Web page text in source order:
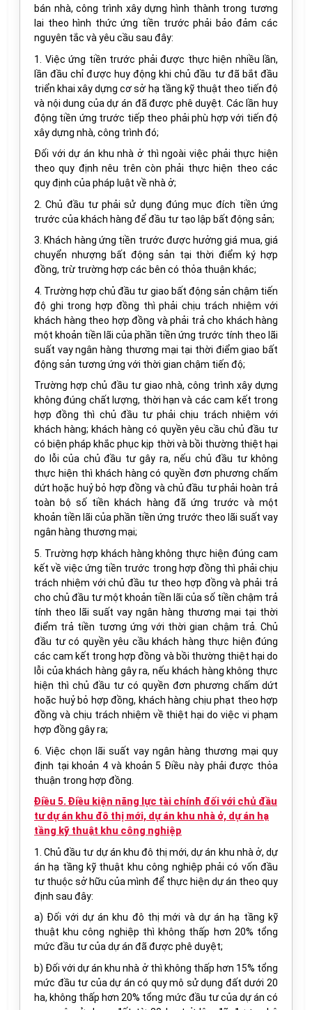
bán nhà, công trình xây dựng hình thành trong tương
lai theo hình thức ứng tiền trước phải bảo đảm các
nguyên tắc và yêu cầu sau đây:
1. Việc ứng tiền trước phải được thực hiện nhiều lần,
lần đầu chỉ được huy động khi chủ đầu tư đã bắt đầu
triển khai xây dựng cơ sở hạ tầng kỹ thuật theo tiến độ
và nội dung của dự án đã được phê duyệt. Các lần huy
động tiền ứng trước tiếp theo phải phù hợp với tiến độ
xây dựng nhà, công trình đó;
Đối với dự án khu nhà ở thì ngoài việc phải thực hiện
theo quy định nêu trên còn phải thực hiện theo các
quy định của pháp luật về nhà ở;
2. Chủ đầu tư phải sử dụng đúng mục đích tiền ứng
trước của khách hàng để đầu tư tạo lập bất động sản;
3. Khách hàng ứng tiền trước được hưởng giá mua, giá
chuyển nhượng bất động sản tại thời điểm ký hợp
đồng, trừ trường hợp các bên có thỏa thuận khác;
4. Trường hợp chủ đầu tư giao bất động sản chậm tiến
độ ghi trong hợp đồng thì phải chịu trách nhiệm với
khách hàng theo hợp đồng và phải trả cho khách hàng
một khoản tiền lãi của phần tiền ứng trước tính theo lãi
suất vay ngân hàng thương mại tại thời điểm giao bất
động sản tương ứng với thời gian chậm tiến độ;
Trường hợp chủ đầu tư giao nhà, công trình xây dựng
không đúng chất lượng, thời hạn và các cam kết trong
hợp đồng thì chủ đầu tư phải chịu trách nhiệm với
khách hàng; khách hàng có quyền yêu cầu chủ đầu tư
có biện pháp khắc phục kịp thời và bồi thường thiệt hại
do lỗi của chủ đầu tư gây ra, nếu chủ đầu tư không
thực hiện thì khách hàng có quyền đơn phương chấm
dứt hoặc huỷ bỏ hợp đồng và chủ đầu tư phải hoàn trả
toàn bộ số tiền khách hàng đã ứng trước và một
khoản tiền lãi của phần tiền ứng trước theo lãi suất vay
ngân hàng thương mại;
5. Trường hợp khách hàng không thực hiện đúng cam
kết về việc ứng tiền trước trong hợp đồng thì phải chịu
trách nhiệm với chủ đầu tư theo hợp đồng và phải trả
cho chủ đầu tư một khoản tiền lãi của số tiền chậm trả
tính theo lãi suất vay ngân hàng thương mại tại thời
điểm trả tiền tương ứng với thời gian chậm trả. Chủ
đầu tư có quyền yêu cầu khách hàng thực hiện đúng
các cam kết trong hợp đồng và bồi thường thiệt hại do
lỗi của khách hàng gây ra, nếu khách hàng không thực
hiện thì chủ đầu tư có quyền đơn phương chấm dứt
hoặc huỷ bỏ hợp đồng, khách hàng chịu phạt theo hợp
đồng và chịu trách nhiệm về thiệt hại do việc vi phạm
hợp đồng gây ra;
6. Việc chọn lãi suất vay ngân hàng thương mại quy
định tại khoản 4 và khoản 5 Điều này phải được thỏa
thuận trong hợp đồng.
Điều 5. Điều kiện năng lực tài chính đối với chủ đầu
tư dự án khu đô thị mới, dự án khu nhà ở, dự án hạ
tầng kỹ thuật khu công nghiệp
1. Chủ đầu tư dự án khu đô thị mới, dự án khu nhà ở, dự
án hạ tầng kỹ thuật khu công nghiệp phải có vốn đầu
tư thuộc sở hữu của mình để thực hiện dự án theo quy
định sau đây:
a) Đối với dự án khu đô thị mới và dự án hạ tầng kỹ
thuật khu công nghiệp thì không thấp hơn 20% tổng
mức đầu tư của dự án đã được phê duyệt;
b) Đối với dự án khu nhà ở thì không thấp hơn 15% tổng
mức đầu tư của dự án có quy mô sử dụng đất dưới 20
ha, không thấp hơn 20% tổng mức đầu tư của dự án có